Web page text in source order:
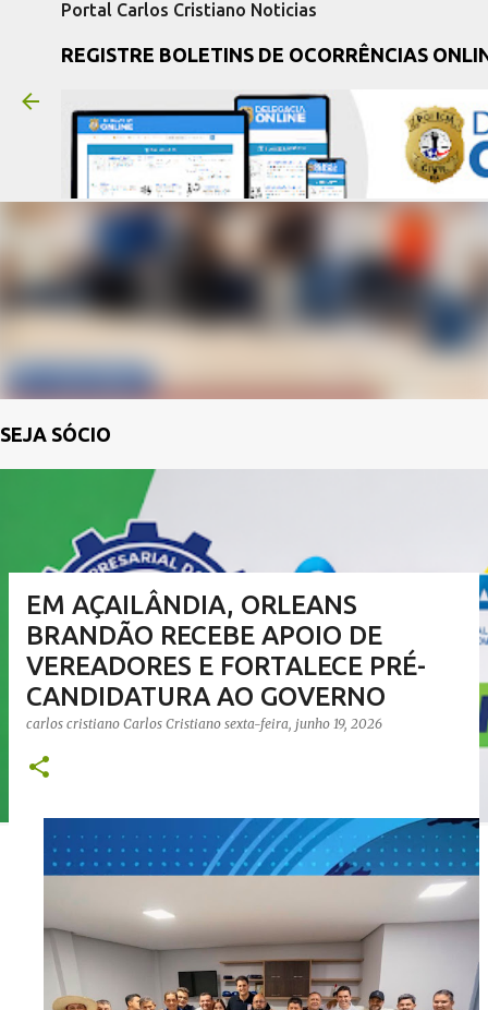
Portal Carlos Cristiano Noticias
REGISTRE BOLETINS DE OCORRÊNCIAS
SEJA SÓCIO
EM AÇAILÂNDIA, ORLEANS
BRANDÃO RECEBE APOIO DE
VEREADORES E FORTALECE PRÉ-
CANDIDATURA AO GOVERNO
carlos cristiano Carlos Cristiano sexta-feira, junho 19, 2026